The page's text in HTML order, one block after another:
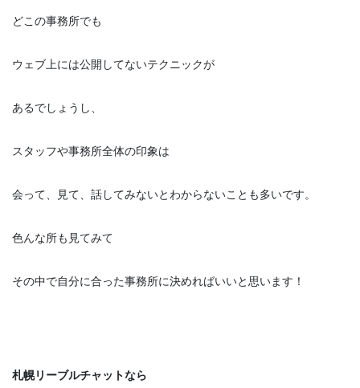
どこの事務所でも
ウェブ上には公開してないテクニックが
あるでしょうし、
スタッフや事務所全体の印象は
会って、見て、話してみないとわからないことも多いです。
色んな所も見てみて
その中で自分に合った事務所に決めればいいと思います！
札幌リーブルチャットなら